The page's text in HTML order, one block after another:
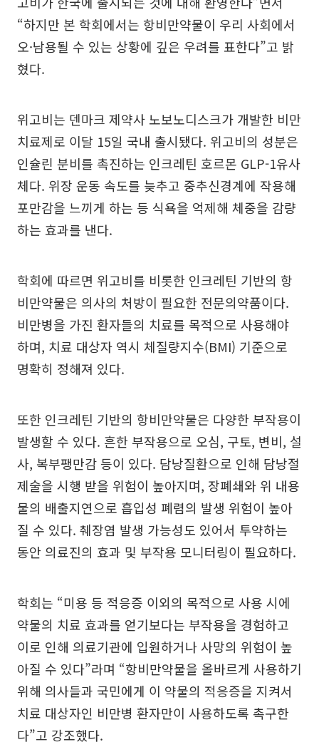
“하지만 본 학회에서는 항비만약물이 우리 사회에서
오·남용될 수 있는 상황에 깊은 우려를 표한다”고 밝
혔다.
위고비는 덴마크 제약사 노보노디스크가 개발한 비만
치료제로 이달 15일 국내 출시됐다. 위고비의 성분은
인슐린 분비를 촉진하는 인크레틴 호르몬 GLP-1유사
체다. 위장 운동 속도를 늦추고 중추신경계에 작용해
포만감을 느끼게 하는 등 식욕을 억제해 체중을 감량
하는 효과를 낸다.
학회에 따르면 위고비를 비롯한 인크레틴 기반의 항
비만약물은 의사의 처방이 필요한 전문의약품이다.
비만병을 가진 환자들의 치료를 목적으로 사용해야
하며, 치료 대상자 역시 체질량지수(BMI) 기준으로
명확히 정해져 있다.
또한 인크레틴 기반의 항비만약물은 다양한 부작용이
발생할 수 있다. 흔한 부작용으로 오심, 구토, 변비, 설
사, 복부팽만감 등이 있다. 담낭질환으로 인해 담낭절
제술을 시행 받을 위험이 높아지며, 장폐쇄와 위 내용
물의 배출지연으로 흡입성 폐렴의 발생 위험이 높아
질 수 있다. 췌장염 발생 가능성도 있어서 투약하는
동안 의료진의 효과 및 부작용 모니터링이 필요하다.
학회는 “미용 등 적응증 이외의 목적으로 사용 시에
약물의 치료 효과를 얻기보다는 부작용을 경험하고
이로 인해 의료기관에 입원하거나 사망의 위험이 높
아질 수 있다”라며 “항비만약물을 올바르게 사용하기
위해 의사들과 국민에게 이 약물의 적응증을 지켜서
치료 대상자인 비만병 환자만이 사용하도록 촉구한
다”고 강조했다.